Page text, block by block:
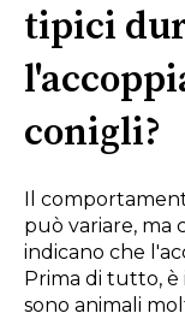
tipici
conigli?
Il
può variare, ma
indicano che
Prima di tutto,
sono animali